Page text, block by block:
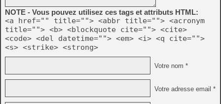
NOTE - Vous pouvez utilisez ces tags et attributs HTML:
<a href="" title=""> <abbr title=""> <acronym
title=""> <b> <blockquote cite=""> <cite>
<code> <del datetime=""> <em> <i> <q cite="">
<s> <strike> <strong>
Votre nom *
Votre adresse email *